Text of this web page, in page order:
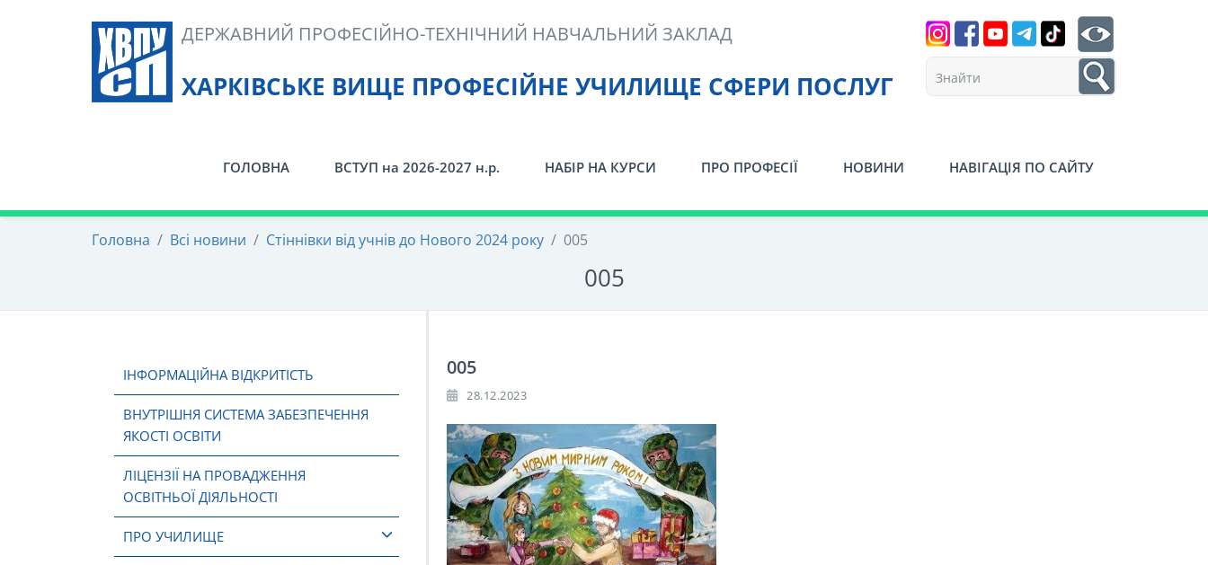
ХАРКІВСЬКЕ ВИЩЕ ПРОФЕСІЙНЕ УЧИЛИЩЕ СФЕРИ ПОСЛУГ
ДЕРЖАВНИЙ ПРОФЕСІЙНО-ТЕХНІЧНИЙ НАВЧАЛЬНИЙ ЗАКЛАД
1
ГОЛОВНА ВСТУП на 2026-2027 н.р. НАБІР НА КУРСИ ПРО ПРОФЕСІЇ НОВИНИ НАВІГАЦІЯ ПО САЙТУ
Головна / Всі новини / Стіннівки від учнів до Нового 2024 року / 005
005
ІНФОРМАЦІЙНА ВІДКРИТІСТЬ
ВНУТРІШНЯ СИСТЕМА ЗАБЕЗПЕЧЕННЯ
ЯКОСТІ ОСВІТИ
ЛІЦЕНЗІЇ НА ПРОВАДЖЕННЯ
ОСВІТНЬОЇ ДІЯЛЬНОСТІ
ПРО УЧИЛИЩЕ
005
28.12.2023